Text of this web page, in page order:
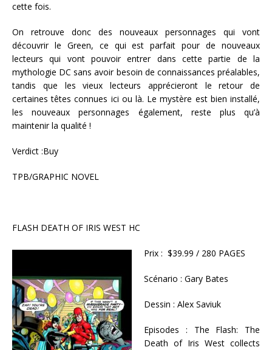
cette fois.
On retrouve donc des nouveaux personnages qui vont
découvrir le Green, ce qui est parfait pour de nouveaux
lecteurs qui vont pouvoir entrer dans cette partie de la
mythologie DC sans avoir besoin de connaissances préalables,
tandis que les vieux lecteurs apprécieront le retour de
certaines têtes connues ici ou là. Le mystère est bien installé,
les nouveaux personnages également, reste plus qu’à
maintenir la qualité !
Verdict :Buy
TPB/GRAPHIC NOVEL
FLASH DEATH OF IRIS WEST HC
Prix : $39.99 / 280 PAGES
Scénario : Gary Bates
Dessin : Alex Saviuk
Episodes : The Flash: The
Death of Iris West collects